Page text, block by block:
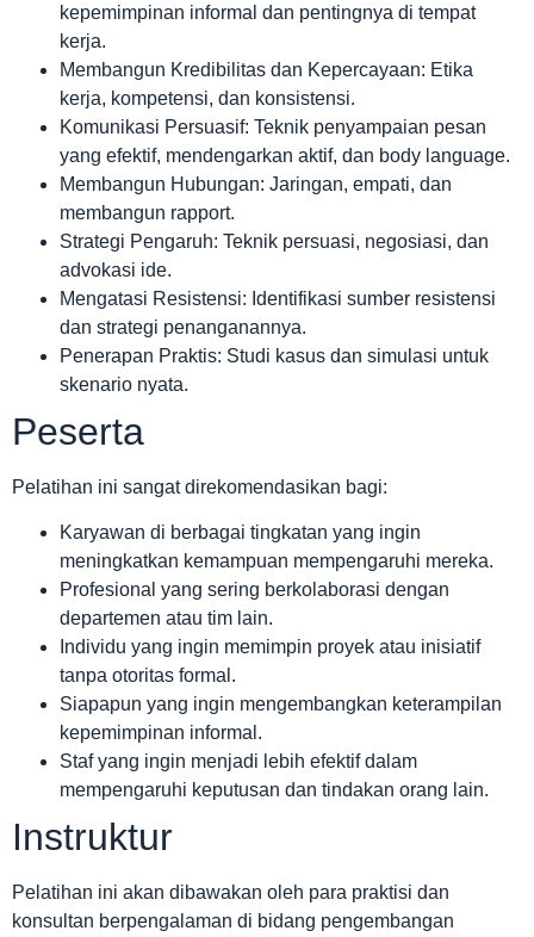
kepemimpinan informal dan pentingnya di tempat
kerja.
Membangun Kredibilitas dan Kepercayaan: Etika
kerja, kompetensi, dan konsistensi.
Komunikasi Persuasif: Teknik penyampaian pesan
yang efektif, mendengarkan aktif, dan body language.
Membangun Hubungan: Jaringan, empati, dan
membangun rapport.
Strategi Pengaruh: Teknik persuasi, negosiasi, dan
advokasi ide.
Mengatasi Resistensi: Identifikasi sumber resistensi
dan strategi penanganannya.
Penerapan Praktis: Studi kasus dan simulasi untuk
skenario nyata.
Peserta
Pelatihan ini sangat direkomendasikan bagi:
Karyawan di berbagai tingkatan yang ingin
meningkatkan kemampuan mempengaruhi mereka.
Profesional yang sering berkolaborasi dengan
departemen atau tim lain.
Individu yang ingin memimpin proyek atau inisiatif
tanpa otoritas formal.
Siapapun yang ingin mengembangkan keterampilan
kepemimpinan informal.
Staf yang ingin menjadi lebih efektif dalam
mempengaruhi keputusan dan tindakan orang lain.
Instruktur
Pelatihan ini akan dibawakan oleh para praktisi dan
konsultan berpengalaman di bidang pengembangan